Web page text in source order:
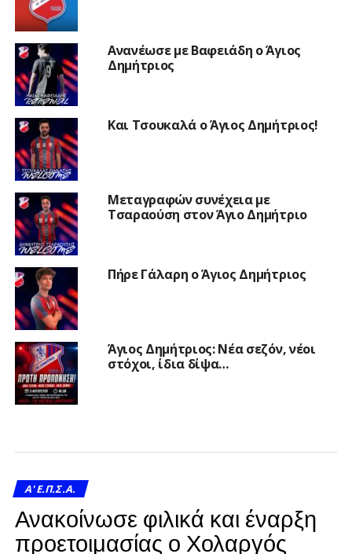
Ανανέωσε με Βαφειάδη ο Άγιος
Δημήτριος
Και Τσουκαλά ο Άγιος Δημήτριος!
Μεταγραφών συνέχεια με
Τσαραούση στον Άγιο Δημήτριο
Πήρε Γάλαρη ο Άγιος Δημήτριος
Άγιος Δημήτριος: Νέα σεζόν, νέοι
στόχοι, ίδια δίψα…
A' Ε.Π.Σ.Α.
Ανακοίνωσε φιλικά και έναρξη
προετοιμασίας ο Χολαργός